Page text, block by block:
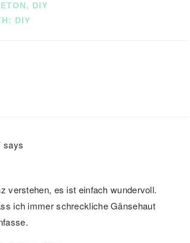
, DIY
DIY
says
verstehen, es ist einfach wundervoll.
ich immer schreckliche Gänsehaut